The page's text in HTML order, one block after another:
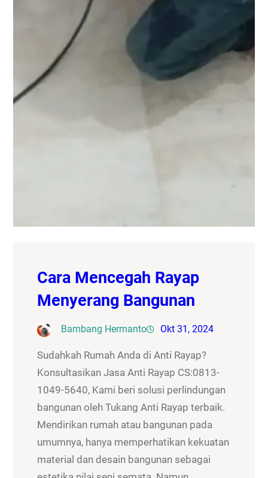
Cara Mencegah Rayap
Menyerang Bangunan
Bambang Hermanto Okt 31, 2024
Sudahkah Rumah Anda di Anti Rayap?
Konsultasikan Jasa Anti Rayap CS:0813-
1049-5640, Kami beri solusi perlindungan
bangunan oleh Tukang Anti Rayap terbaik.
Mendirikan rumah atau bangunan pada
umumnya, hanya memperhatikan kekuatan
material dan desain bangunan sebagai